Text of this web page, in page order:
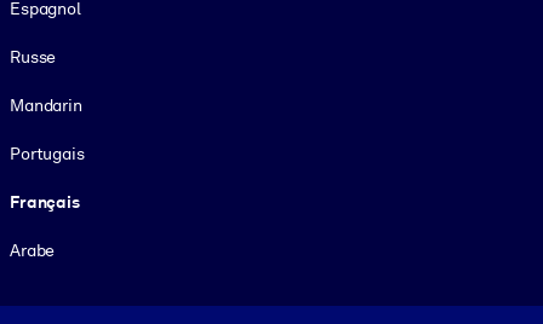
Espagnol
Russe
Mandarin
Portugais
Français
Arabe